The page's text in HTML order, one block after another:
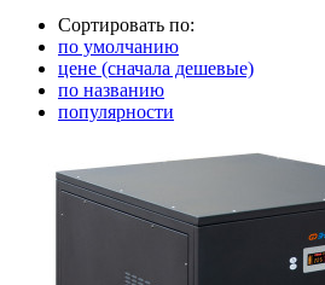
Сортировать по:
по умолчанию
цене (сначала дешевые)
по названию
популярности